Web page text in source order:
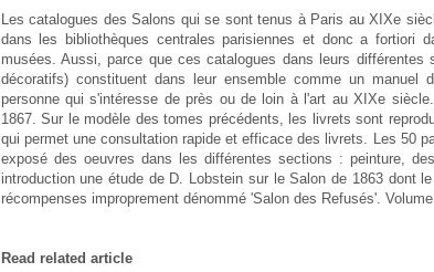
Les catalogues des Salons qui se sont tenus à Paris au XIXe
dans les bibliothèques centrales parisiennes et donc a fortiori
musées. Aussi, parce que ces catalogues dans leurs
décoratifs) constituent dans leur ensemble comme un manuel
personne qui s'intéresse de près ou de loin à l'art au XIXe
1867. Sur le modèle des tomes précédents, les livrets sont
qui permet une consultation rapide et efficace des livrets. Les 50
exposé des oeuvres dans les différentes sections : peinture,
introduction une étude de D. Lobstein sur le Salon de 1863 dont
récompenses improprement dénommé 'Salon des Refusés'.
Read related article